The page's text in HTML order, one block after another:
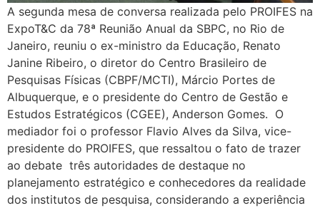
A segunda mesa de conversa realizada pelo PROIFES na
ExpoT&C da 78ª Reunião Anual da SBPC, no Rio de
Janeiro, reuniu o ex-ministro da Educação, Renato
Janine Ribeiro, o diretor do Centro Brasileiro de
Pesquisas Físicas (CBPF/MCTI), Márcio Portes de
Albuquerque, e o presidente do Centro de Gestão e
Estudos Estratégicos (CGEE), Anderson Gomes. O
mediador foi o professor Flavio Alves da Silva, vice-
presidente do PROIFES, que ressaltou o fato de trazer
ao debate três autoridades de destaque no
planejamento estratégico e conhecedores da realidade
dos institutos de pesquisa, considerando a experiência